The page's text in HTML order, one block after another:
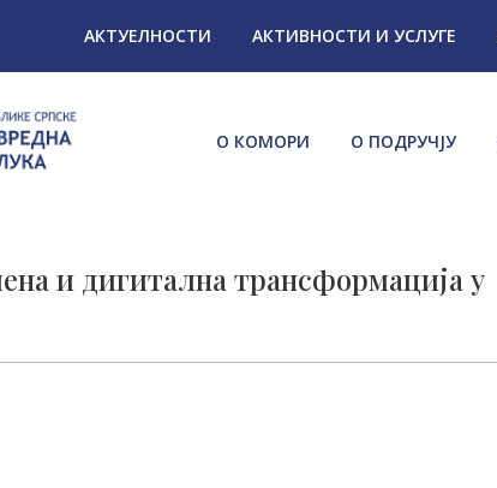
АКТУЕЛНОСТИ АКТИВНОСТИ И УСЛУГЕ
О КОМОРИ О ПОДРУЧЈУ
и дигитална трансформација у